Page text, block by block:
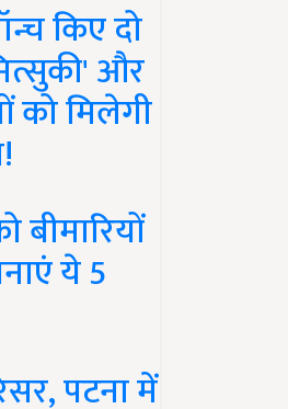
किए दो
और
को मिलेगी
ये 5
पटना में